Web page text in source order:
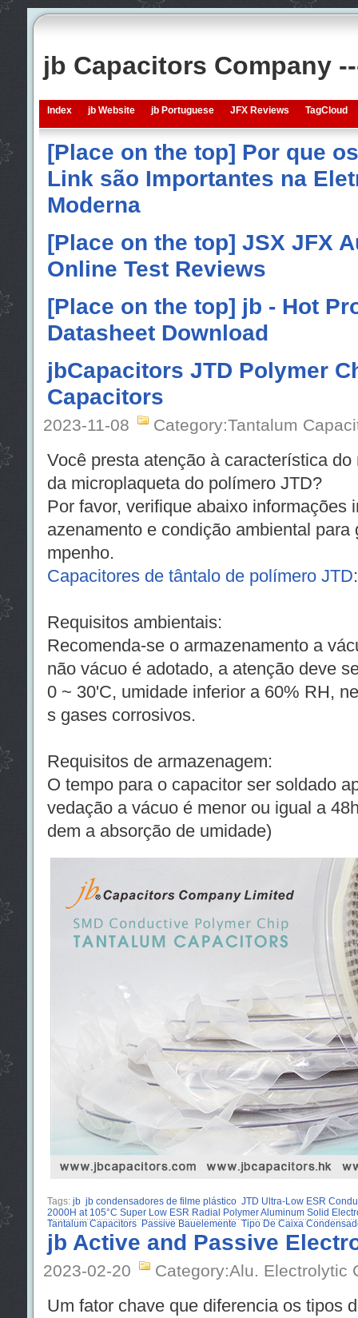
jb Capacitors Company
Index jb Website jb Portuguese JFX Reviews TagCloud
[Place on the top] Por que
Link são Importantes na
Moderna
[Place on the top] JSX JFX
Online Test Reviews
[Place on the top] jb - Hot
Datasheet Download
jbCapacitors JTD Polymer
Capacitors
2023-11-08 Category:Tantalum
Você presta atenção à característica
da microplaqueta do polímero JTD?
Por favor, verifique abaixo informações
azenamento e condição ambiental para
mpenho.
Capacitores de tântalo de polímero JTD
Requisitos ambientais:
Recomenda-se o armazenamento a
não vácuo é adotado, a atenção deve
0 ~ 30'C, umidade inferior a 60% RH,
s gases corrosivos.
Requisitos de armazenagem:
O tempo para o capacitor ser soldado
vedação a vácuo é menor ou igual a
dem a absorção de umidade)
Tags: jb jb condensadores de filme plástico JTD Ultra-Low ESR
2000H at 105°C Super Low ESR Radial Polymer Aluminum Solid
Tantalum Capacitors
Passive Bauelemente Tipo De Caixa
jb Active and Passive
2023-02-20 Category:Alu. Electrolytic
Um fator chave que diferencia os tipos